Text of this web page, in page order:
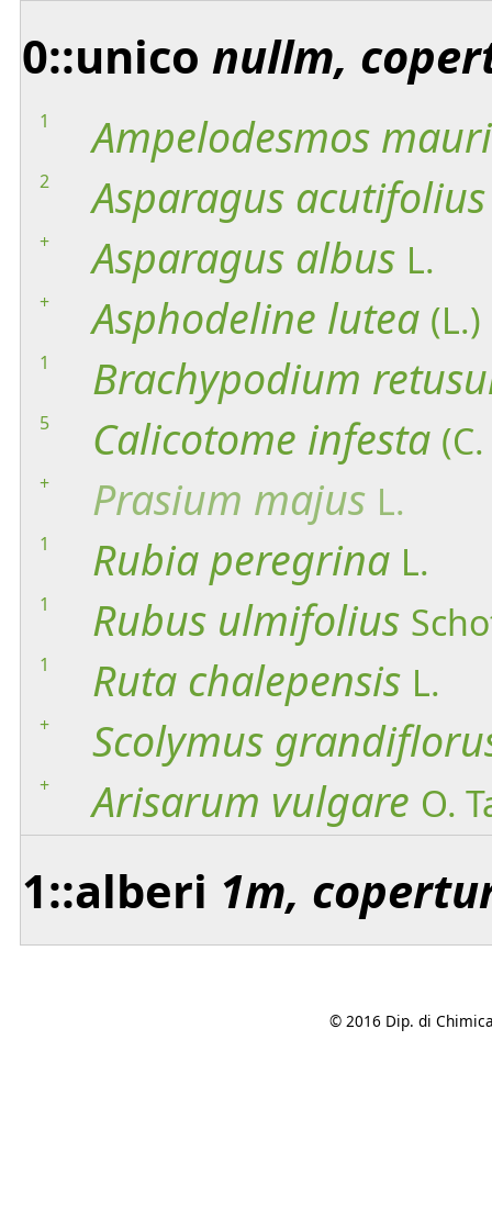
0::unico nullm,
1 Ampelodesmos
2 Asparagus acutifolius
+ Asparagus albus L.
+ Asphodeline lutea
1 Brachypodium
5 Calicotome infesta
+ Prasium majus L.
1 Rubia peregrina L.
1 Rubus ulmifolius
1 Ruta chalepensis L.
+ Scolymus
+ Arisarum vulgare O.
1::alberi 1m,
© 2016 Dip. di